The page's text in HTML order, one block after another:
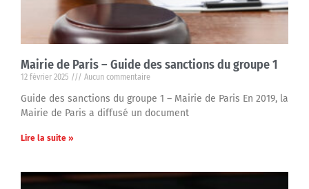
Mairie de Paris – Guide des sanctions du groupe 1
12 février 2025 Aucun commentaire
Guide des sanctions du groupe 1 – Mairie de Paris En 2019, la
Mairie de Paris a diffusé un document
Lire la suite »